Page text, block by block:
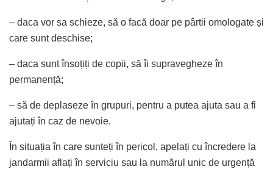
– daca vor sa schieze, să o facă doar pe pârtii omologate și
care sunt deschise;
– daca sunt însoțiți de copii, să îi supravegheze în
permanență;
– să de deplaseze în grupuri, pentru a putea ajuta sau a fi
ajutați în caz de nevoie.
În situația în care sunteți în pericol, apelați cu încredere la
jandarmii aflați în serviciu sau la numărul unic de urgență